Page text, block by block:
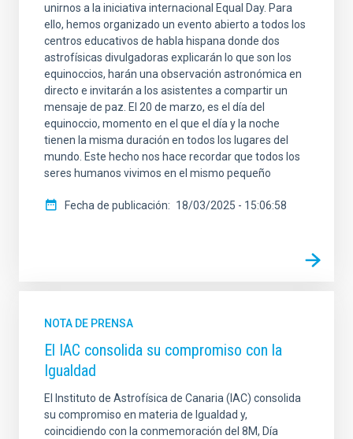
unirnos a la iniciativa internacional Equal Day. Para
ello, hemos organizado un evento abierto a todos los
centros educativos de habla hispana donde dos
astrofísicas divulgadoras explicarán lo que son los
equinoccios, harán una observación astronómica en
directo e invitarán a los asistentes a compartir un
mensaje de paz. El 20 de marzo, es el día del
equinoccio, momento en el que el día y la noche
tienen la misma duración en todos los lugares del
mundo. Este hecho nos hace recordar que todos los
seres humanos vivimos en el mismo pequeño
Fecha de publicación 18/03/2025 - 15:06:58
NOTA DE PRENSA
El IAC consolida su compromiso con la
Igualdad
El Instituto de Astrofísica de Canaria (IAC) consolida
su compromiso en materia de Igualdad y,
coincidiendo con la conmemoración del 8M, Día